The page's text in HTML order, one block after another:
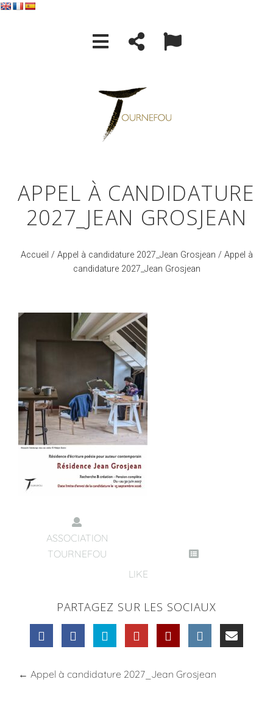
APPEL À CANDIDATURE
2027_JEAN GROSJEAN
Accueil / Appel à candidature 2027_Jean Grosjean / Appel à
candidature 2027_Jean Grosjean
ASSOCIATION
TOURNEFOU
LIKE
PARTAGEZ SUR LES SOCIAUX
← Appel à candidature 2027_Jean Grosjean